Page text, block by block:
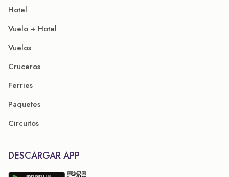
Hotel
Vuelo + Hotel
Vuelos
Cruceros
Ferries
Paquetes
Circuitos
DESCARGAR APP